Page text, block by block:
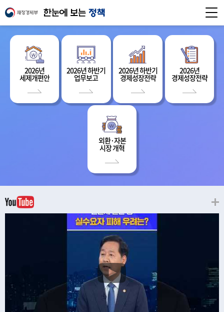
2026년
세제개편안
2026년 하반기
업무보고
2026년 하반기
경제성장전략
2026년
경제성장전략
외환·자본
시장 개혁